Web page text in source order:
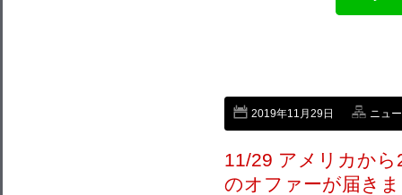
2019年11月29日 ニュ
11/29 アメリカか
のオファーが届き